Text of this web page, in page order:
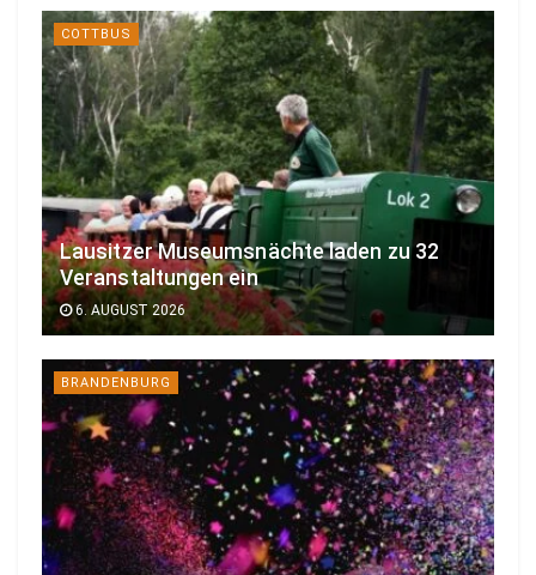
COTTBUS
Lausitzer Museumsnächte laden zu 32
Veranstaltungen ein
6. AUGUST 2026
BRANDENBURG